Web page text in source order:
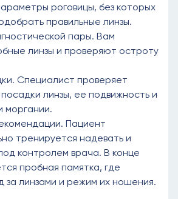
роговицы, без которых
правильные линзы.
пары. Вам
линзы и проверяют остроту
Специалист проверяет
линзы, ее подвижность и
моргании.
Пациент
тренируется надевать и
контролем врача. В конце
пробная памятка, где
за линзами и режим их ношения.